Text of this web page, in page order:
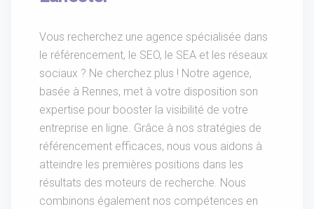
Vous recherchez une agence spécialisée dans
le référencement, le SEO, le SEA et les réseaux
sociaux ? Ne cherchez plus ! Notre agence,
basée à Rennes, met à votre disposition son
expertise pour booster la visibilité de votre
entreprise en ligne. Grâce à nos stratégies de
référencement efficaces, nous vous aidons à
atteindre les premières positions dans les
résultats des moteurs de recherche. Nous
combinons également nos compétences en